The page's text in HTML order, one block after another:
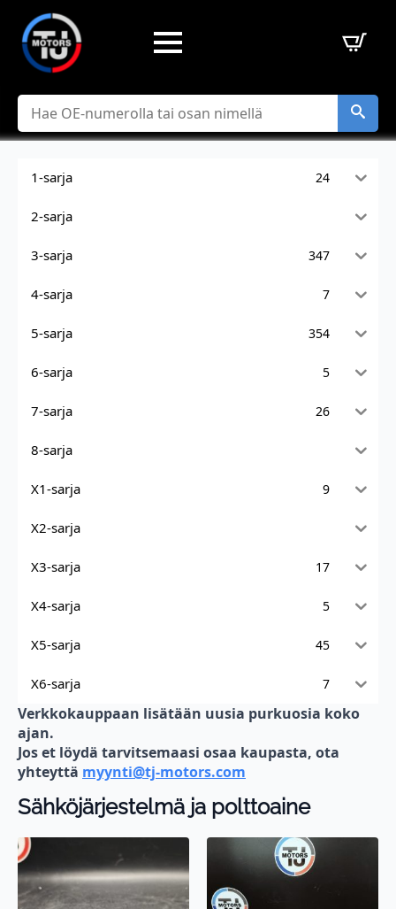
Hae
1-sarja 24
2-sarja
3-sarja 347
4-sarja 7
5-sarja 354
6-sarja 5
7-sarja 26
8-sarja
X1-sarja 9
X2-sarja
X3-sarja 17
X4-sarja 5
X5-sarja 45
X6-sarja 7
Verkkokauppaan lisätään uusia purkuosia koko
ajan.
Jos et löydä tarvitsemaasi osaa kaupasta, ota
yhteyttä myynti@tj-motors.com
Sähköjärjestelmä ja polttoaine